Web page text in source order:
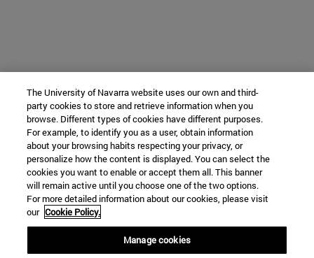
The University of Navarra website uses our own and third-
party cookies to store and retrieve information when you
browse. Different types of cookies have different purposes.
For example, to identify you as a user, obtain information
about your browsing habits respecting your privacy, or
personalize how the content is displayed. You can select the
cookies you want to enable or accept them all. This banner
will remain active until you choose one of the two options.
For more detailed information about our cookies, please visit
our Cookie Policy.
Manage cookies